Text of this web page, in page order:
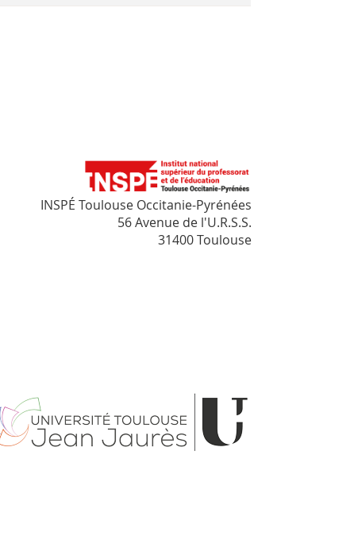
INSPÉ Toulouse Occitanie-Pyrénées
56 Avenue de l'U.R.S.S.
31400 Toulouse